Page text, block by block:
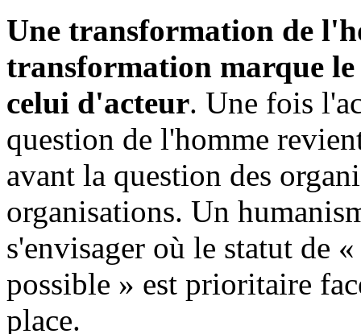
Une transformation de
transformation marque
celui d'acteur. Une fois
question de l'homme
avant la question des
organisations. Un
s'envisager où le statut de
possible » est prioritaire
place.